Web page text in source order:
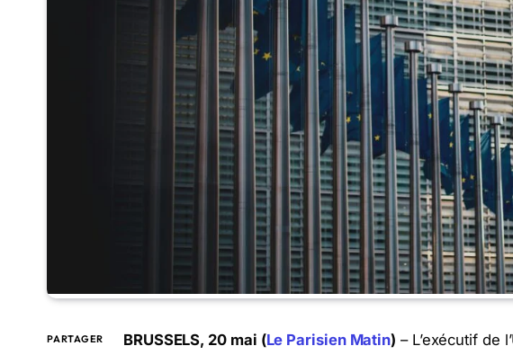
PARTAGER BRUSSELS, 20 mai (Le Parisien Matin) – L’exécutif de